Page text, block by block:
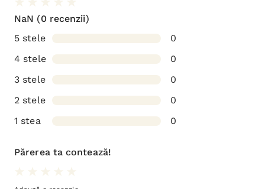
NaN (0 recenzii)
5 stele
0
4 stele
0
3 stele
0
2 stele
0
1 stea
0
Părerea ta contează!